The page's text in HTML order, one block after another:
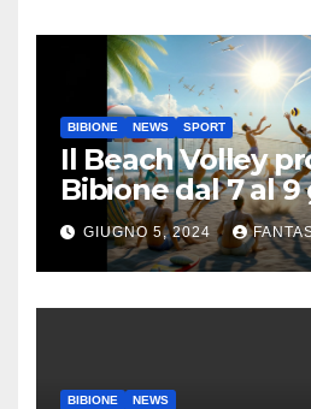
BIBIONE NEWS SPORT
Il Beach Volley
Bibione dal 7 al
GIUGNO 5, 2024
BIBIONE NEWS